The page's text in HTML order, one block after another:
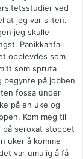
ved
at jeg var sliten.
jeg skulle
Panikkanfall
opplevdes som
som spruta
begynte på jobben
fossa under
på en uke og
Kom meg til
seroxat stoppet
uker å komme
var umulig å få